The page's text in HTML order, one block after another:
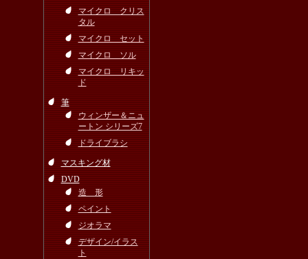
マイクロ クリス
タル
マイクロ セット
マイクロ ソル
マイクロ リキッ
ド
筆
ウィンザー＆ニュ
ートン シリーズ7
ドライブラシ
マスキング材
DVD
造 形
ペイント
ジオラマ
デザイン/イラス
ト